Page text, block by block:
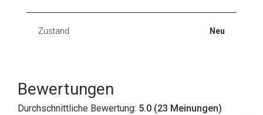
Zustand Neu
Bewertungen
Durchschnittliche Bewertung: 5.0 (23 Meinungen)